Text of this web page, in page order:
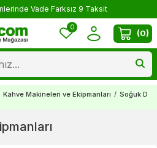
Vade Farksız 9 Taksit
0
(0)
Kahve Makineleri ve Ekipmanları / Soğuk